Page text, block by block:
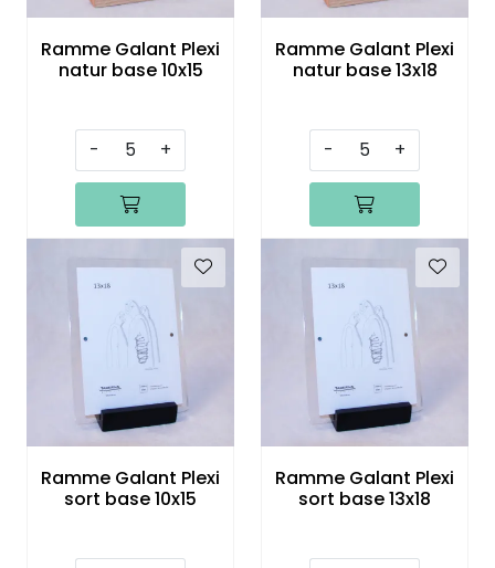
Ramme Galant Plexi
natur base 10x15
- +
Ramme Galant Plexi
natur base 13x18
- +
Ramme Galant Plexi
sort base 10x15
Ramme Galant Plexi
sort base 13x18